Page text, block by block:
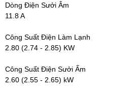
Dòng Điện Sưởi Âm
11.8 A
Công Suất Điện Làm Lạnh
2.80 (2.74 - 2.85) KW
Công Suất Điện Sưởi Ấm
2.60 (2.55 - 2.65) kW